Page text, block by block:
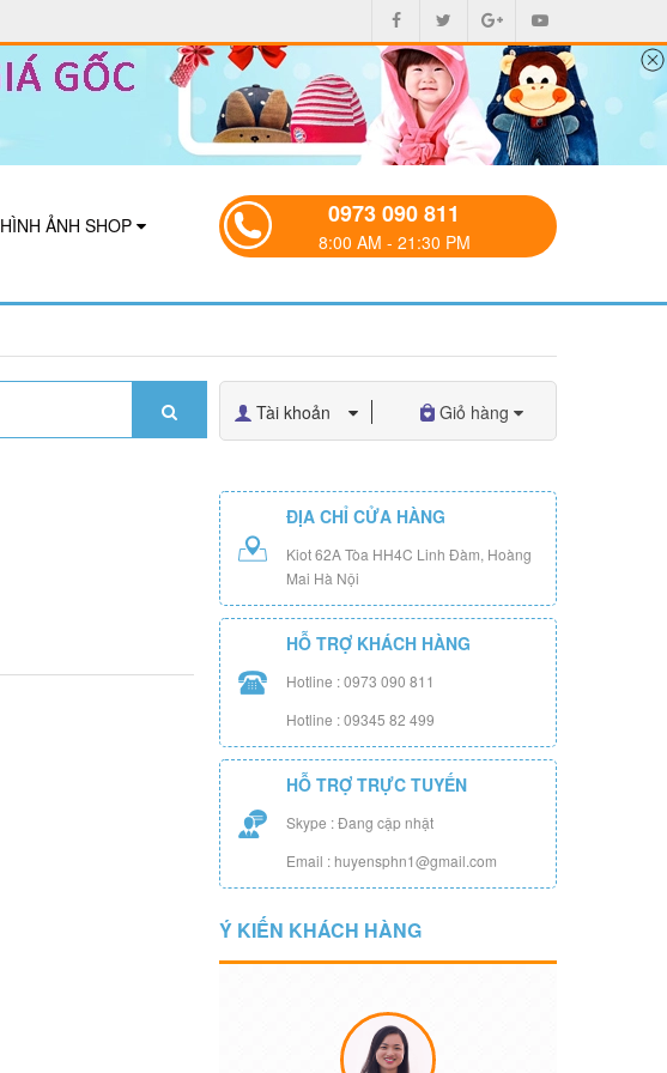
HÌNH ẢNH SHOP 0973 090 811
8:00 AM - 21:30 PM
Tài khoản Giỏ hàng
ĐỊA CHỈ CỬA HÀNG
Kiot 62A Tòa HH4C Linh Đàm, Hoàng
Mai Hà Nội
HỖ TRỢ KHÁCH HÀNG
Hotline : 0973 090 811
Hotline : 09345 82 499
HỖ TRỢ TRỰC TUYẾN
Skype : Đang cập nhật
Email : huyensphn1@gmail.com
Ý KIẾN KHÁCH HÀNG